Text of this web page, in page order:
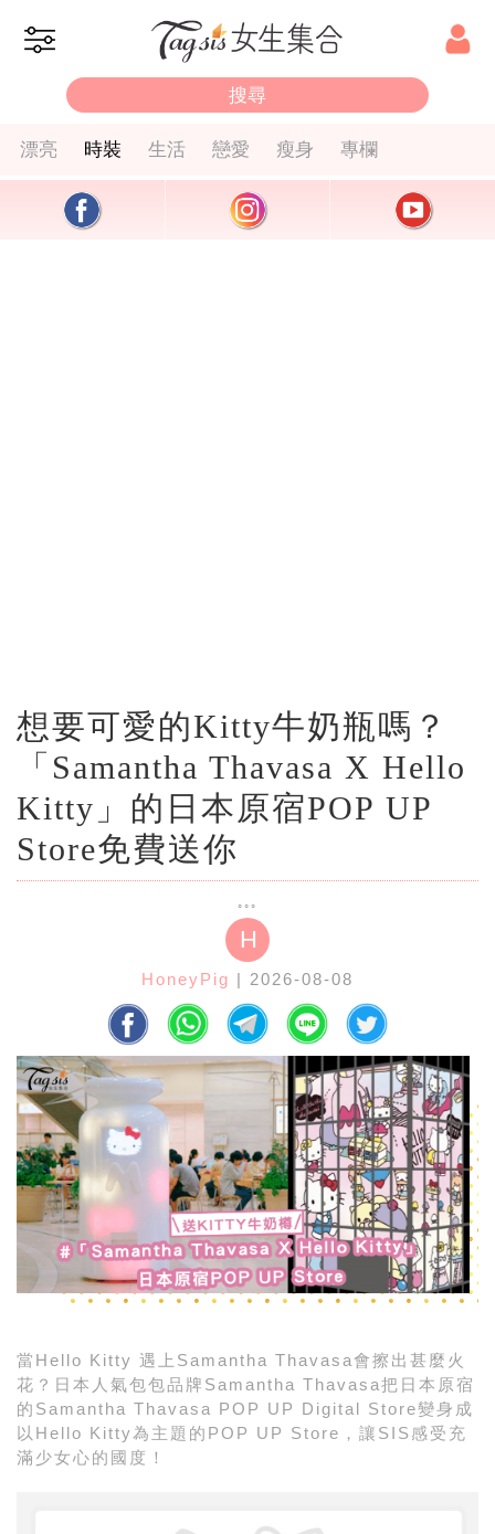
漂亮 時裝 生活 戀愛 瘦身 專欄
想要可愛的Kitty牛奶瓶嗎？
「Samantha Thavasa X Hello
Kitty」的日本原宿POP UP
Store免費送你
H
HoneyPig | 2026-08-08
當Hello Kitty 遇上Samantha Thavasa會擦出甚麼火
花？日本人氣包包品牌Samantha Thavasa把日本原宿
的 Samantha Thavasa POP UP Digital Store變身成
以 Hello Kitty為主題的 POP UP Store ，讓SIS感受充
滿少女心的國度！